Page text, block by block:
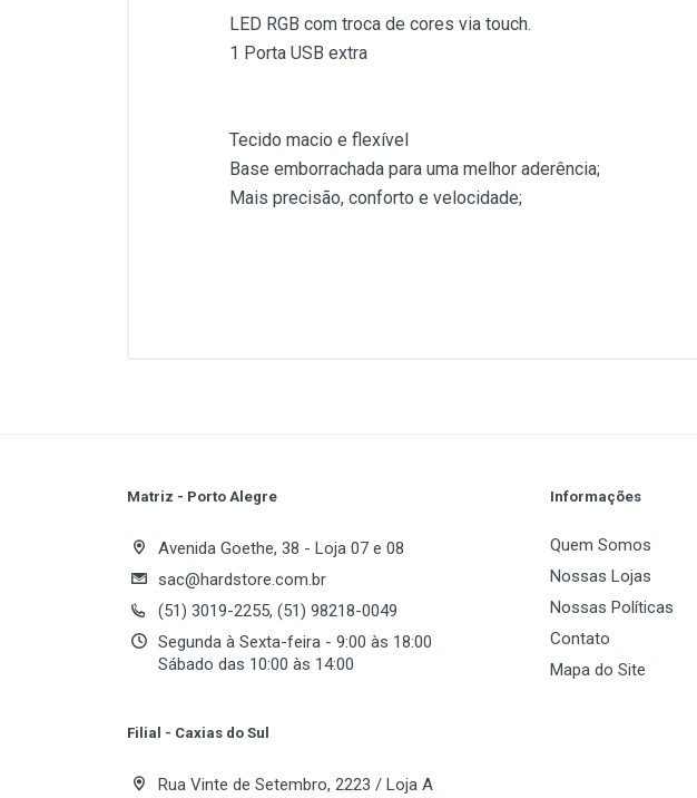
LED RGB com troca de cores via touch.
1 Porta USB extra
Tecido macio e flexível
Base emborrachada para uma melhor aderência;
Mais precisão, conforto e velocidade;
Acabamento: Costurado
Peso: Aprox. 200g
Espessura: 3mm
Dimensões: 250x350mm
Modelo: RGB
Review Stars
Matriz - Porto Alegre
Avenida Goethe, 38 - Loja 07 e 08
sac@hardstore.com.br
(51) 3019-2255, (51) 98218-0049
Segunda à Sexta-feira - 9:00 às 18:00
Sábado das 10:00 às 14:00
Filial - Caxias do Sul
Rua Vinte de Setembro, 2223 / Loja A
Informações
Quem Somos
Nossas Lojas
Nossas Políticas
Contato
Mapa do Site